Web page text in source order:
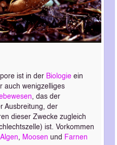
ist in der Biologie ein
auch wenigzelliges
, das der
Ausbreitung, der
dieser Zwecke zugleich
ist. Vorkommen
Algen, Moosen und Farnen